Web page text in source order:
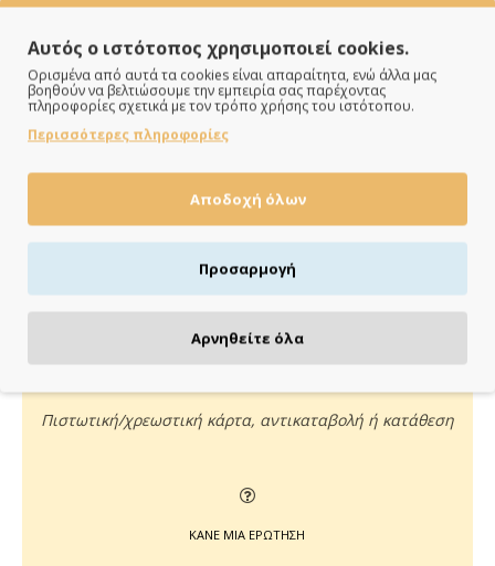
Είδος Μεταλλικό
Πιστωτική/χρεωστική κάρτα, αντικαταβολή ή κατάθεση
ΚΑΝΕ ΜΙΑ ΕΡΩΤΗΣΗ
Αυτός ο ιστότοπος χρησιμοποιεί cookies.
Ορισμένα από αυτά τα cookies είναι απαραίτητα, ενώ άλλα μας
βοηθούν να βελτιώσουμε την εμπειρία σας παρέχοντας
πληροφορίες σχετικά με τον τρόπο χρήσης του ιστότοπου.
Περισσότερες πληροφορίες
Αποδοχή όλων
Προσαρμογή
Αρνηθείτε όλα